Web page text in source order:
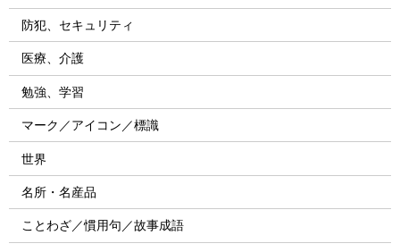
防犯、セキュリティ
医療、介護
勉強、学習
マーク／アイコン／標識
世界
名所・名産品
ことわざ／慣用句／故事成語